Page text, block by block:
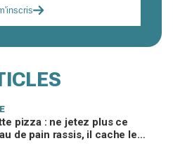
pizza : ne jetez plus ce
de pain rassis, il cache le